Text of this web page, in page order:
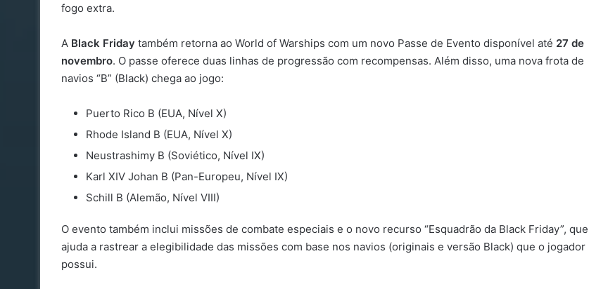
fogo extra.
A Black Friday também retorna ao World of Warships com um novo Passe de Evento disponível até 27 de
novembro. O passe oferece duas linhas de progressão com recompensas. Além disso, uma nova frota de
navios “B” (Black) chega ao jogo:
Puerto Rico B (EUA, Nível X)
Rhode Island B (EUA, Nível X)
Neustrashimy B (Soviético, Nível IX)
Karl XIV Johan B (Pan-Europeu, Nível IX)
Schill B (Alemão, Nível VIII)
O evento também inclui missões de combate especiais e o novo recurso “Esquadrão da Black Friday”, que
ajuda a rastrear a elegibilidade das missões com base nos navios (originais e versão Black) que o jogador
possui.